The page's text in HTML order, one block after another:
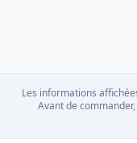
Les informations
Avant de